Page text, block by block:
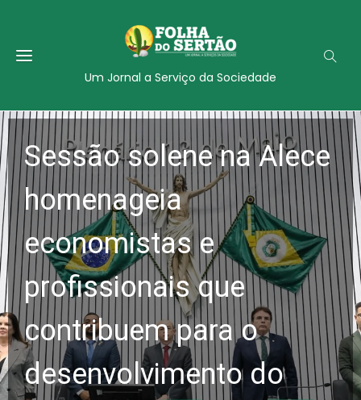
Um Jornal a Serviço da Sociedade
Sessão solene na Alece
homenageia
economistas e
profissionais que
contribuem para o
desenvolvimento do